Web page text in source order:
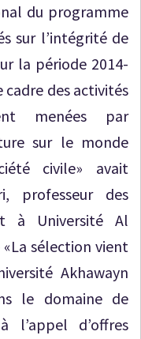
du programme
sur l’intégrité de
la période 2014-
cadre des activités
menées par
sur le monde
civile» avait
professeur des
à Université Al
sélection vient
Akhawayn
le domaine de
l’appel d’offres